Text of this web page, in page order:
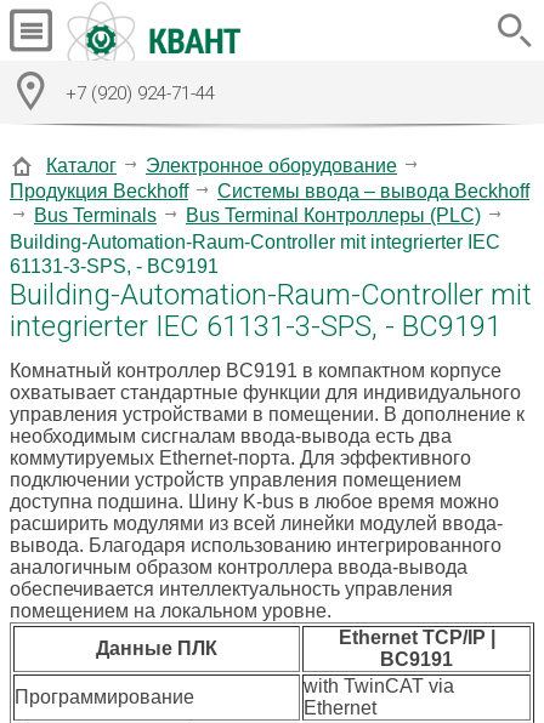
+7 (920) 924-71-44
Каталог
Электронное оборудование
Продукция Beckhoff
Системы ввода – вывода Beckhoff
Bus Terminals
Bus Terminal Контроллеры (PLC)
Building-Automation-Raum-Controller mit integrierter IEC
61131-3-SPS, - BC9191
Building-Automation-Raum-Controller mit
integrierter IEC 61131-3-SPS, - BC9191
Комнатный контроллер BC9191 в компактном корпусе
охватывает стандартные функции для индивидуального
управления устройствами в помещении. В дополнение к
необходимым сисгналам ввода-вывода есть два
коммутируемых Ethernet-порта. Для эффективного
подключении устройств управления помещением
доступна подшина. Шину K-bus в любое время можно
расширить модулями из всей линейки модулей ввода-
вывода. Благодаря использованию интегрированного
аналогичным образом контроллера ввода-вывода
обеспечивается интеллектуальность управления
помещением на локальном уровне.
Данные ПЛК
Ethernet TCP/IP |
BC9191
Программирование
with TwinCAT via
Ethernet